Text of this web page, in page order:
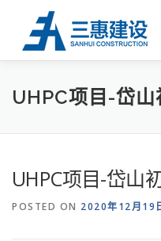
首 页 关于三惠
UHPC项目-岱山
UHPC项目-岱山
POSTED ON 2020年12月19